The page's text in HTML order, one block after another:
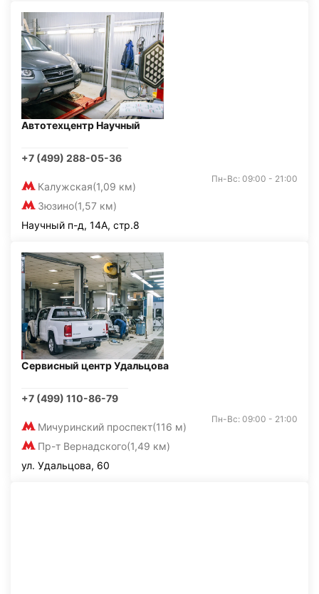
Автотехцентр Научный
+7 (499) 288-05-36
Калужская(1,09 км)
Зюзино(1,57 км)
Пн-Вс: 09:00 - 21:00
Научный п-д, 14А, стр.8
Сервисный центр Удальцова
+7 (499) 110-86-79
Мичуринский проспект(116 м)
Пр-т Вернадского(1,49 км)
Пн-Вс: 09:00 - 21:00
ул. Удальцова, 60